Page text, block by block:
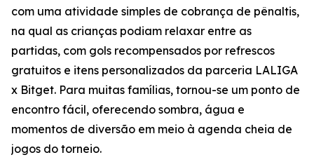
com uma atividade simples de cobrança de pênaltis,
na qual as crianças podiam relaxar entre as
partidas, com gols recompensados por refrescos
gratuitos e itens personalizados da parceria LALIGA
x Bitget. Para muitas famílias, tornou-se um ponto de
encontro fácil, oferecendo sombra, água e
momentos de diversão em meio à agenda cheia de
jogos do torneio.